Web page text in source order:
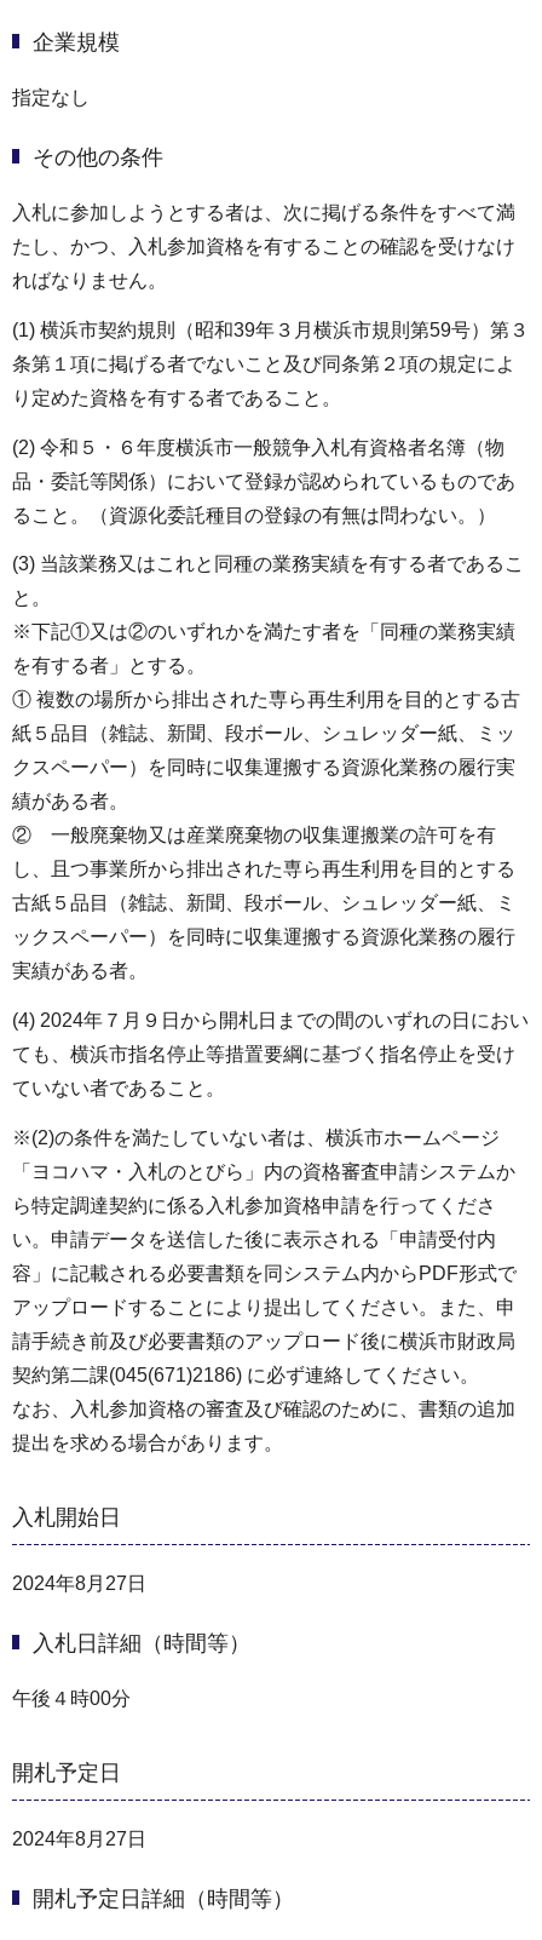
企業規模
指定なし
その他の条件
入札に参加しようとする者は、次に掲げる条件をすべて満
たし、かつ、入札参加資格を有することの確認を受けなけ
ればなりません。
(1) 横浜市契約規則（昭和39年３月横浜市規則第59号）第３
条第１項に掲げる者でないこと及び同条第２項の規定によ
り定めた資格を有する者であること。
(2) 令和５・６年度横浜市一般競争入札有資格者名簿（物
品・委託等関係）において登録が認められているものであ
ること。（資源化委託種目の登録の有無は問わない。）
(3) 当該業務又はこれと同種の業務実績を有する者であるこ
と。
※下記①又は②のいずれかを満たす者を「同種の業務実績
を有する者」とする。
① 複数の場所から排出された専ら再生利用を目的とする古
紙５品目（雑誌、新聞、段ボール、シュレッダー紙、ミッ
クスペーパー）を同時に収集運搬する資源化業務の履行実
績がある者。
② 一般廃棄物又は産業廃棄物の収集運搬業の許可を有
し、且つ事業所から排出された専ら再生利用を目的とする
古紙５品目（雑誌、新聞、段ボール、シュレッダー紙、ミ
ックスペーパー）を同時に収集運搬する資源化業務の履行
実績がある者。
(4) 2024年７月９日から開札日までの間のいずれの日におい
ても、横浜市指名停止等措置要綱に基づく指名停止を受け
ていない者であること。
※(2)の条件を満たしていない者は、横浜市ホームページ
「ヨコハマ・入札のとびら」内の資格審査申請システムか
ら特定調達契約に係る入札参加資格申請を行ってくださ
い。申請データを送信した後に表示される「申請受付内
容」に記載される必要書類を同システム内からPDF形式で
アップロードすることにより提出してください。また、申
請手続き前及び必要書類のアップロード後に横浜市財政局
契約第二課(045(671)2186) に必ず連絡してください。
なお、入札参加資格の審査及び確認のために、書類の追加
提出を求める場合があります。
入札開始日
2024年8月27日
入札日詳細（時間等）
午後４時00分
開札予定日
2024年8月27日
開札予定日詳細（時間等）